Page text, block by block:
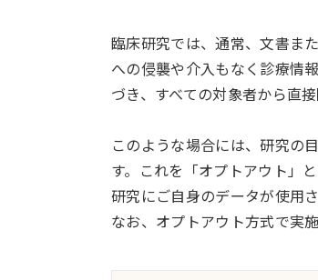
臨床研究では、通常、文書ま
への侵襲や介入もなく診療情
づき、すべての対象者から直
このような場合には、研究の
す。これを「オプトアウト」と
研究にご自身のデータが使用
なお、オプトアウト方式で実